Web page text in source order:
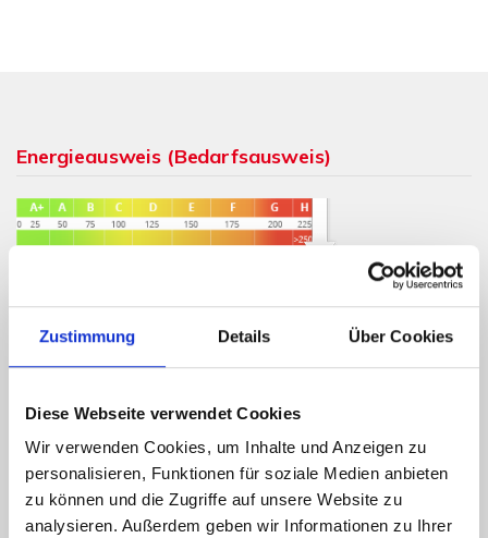
Zustimmung Details Über Cookies
Diese Webseite verwendet Cookies
Wir verwenden Cookies, um Inhalte und Anzeigen zu
personalisieren, Funktionen für soziale Medien anbieten
zu können und die Zugriffe auf unsere Website zu
analysieren. Außerdem geben wir Informationen zu Ihrer
Energieausweis (Bedarfsausweis)
Endenergiebedarf
Weitere Informationen
Wesentlicher Energieträger
Öl
Energieausweis gültig bis